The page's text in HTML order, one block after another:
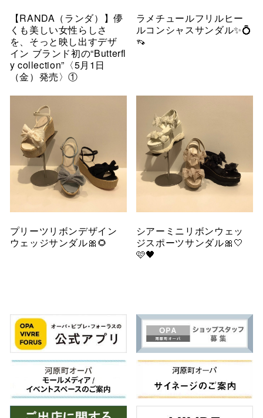
【RANDA（ランダ）】儚
くも美しい女性らしさ
を、そっと映し出すデザ
イン ブランド初の“Butterfl
y collection”〈5月1日
（金）発売〉①
ラメチュールフリルヒー
ルコンシャスサンダル✨💍
👡
プリーツリボンデザイン
ウェッジサンダル🎀🌻
シアーミニリボンウェッ
ジスポーツサンダル🎀🤍
🩷🖤